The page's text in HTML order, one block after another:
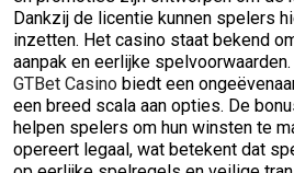
Dankzij de licentie kunnen spelers
inzetten. Het casino staat bekend
aanpak en eerlijke spelvoorwaarden.
GTBet Casino biedt een
een breed scala aan opties. De
helpen spelers om hun winsten te
opereert legaal, wat betekent dat